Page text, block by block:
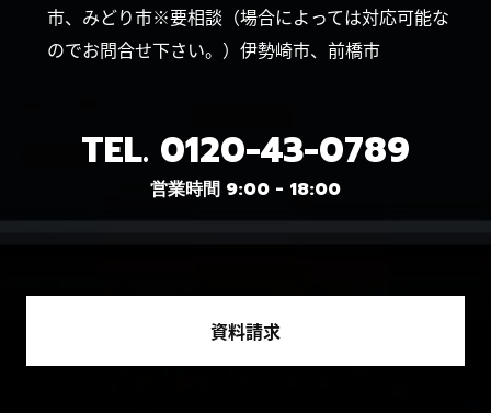
市、みどり市※要相談（場合によっては対応可能な
のでお問合せ下さい。）伊勢崎市、前橋市
TEL. 0120-43-0789
営業時間 9:00 - 18:00
資料請求